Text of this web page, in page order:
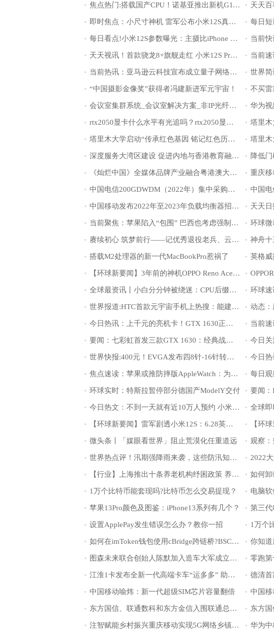
焦点热门:搭载国产CPU！诺基亚推出新机G11 Plus：3天长续航
即时焦点：小尺寸神机 雷军公布小米12S真机：纯白色颜值爱了
每日看点!小米12S参数曝光：主摄比iPhone 13 Pro Max都猛
天天视讯！首款骁龙8+旗舰走红 小米12S Pro仅1天多就有20多万人预约
当前热讯：亚马逊云科技宣布成立量子网络中心
“中国摄影金像奖”获得者冯建新进军元宇宙！
会议室集群系统_会议室解决方案_非IP光纤拼控终端
rtx2050显卡什么水平有光追吗？rtx2050显卡怎么样？值得购买吗？
塔里木大学启动“传承红色基因 铭记红色历史”暑期实践专项活动
深度服务大湾区建设 促进内地与香港教育融合发展
《灿烂中国》全媒体品牌产业融合粤港澳大湾区选品基地启动仪式在广州举行 重庆移
中国电信200GDWDM（2022年）集中采购项目公示
中国移动发布2022年至2023年负载均衡器招标公告
当前聚焦：苹果陷入“包围” 巴西也考虑强制iPhone使用USB-C接口
赓续初心 筑梦前行——记优秀退役老兵、云南新兴职业学院董事长关祥祖
搭载M2处理器的新一代MacBookPro惹祸了
【环球新要闻】3年前的神机OPPO Reno Ace喜提ColorOS 12：36个月不卡
全球最资讯丨小白分分钟被绕迷：CPU后缀都是啥意思？
世界报道:HTC首款元宇宙手机上热搜：能建立虚拟分身、存储虚拟资产
今日热讯：上千元的亮机卡！GTX 1630正式发布：还不如6年前
要闻：七彩虹首发三款GTX 1630：经典战斧1269元
世界快报:400元！EVGA发布四8针-16针转接器：自带ARGB光污染
焦点速读：苹果或推防摔版AppleWatch：为极限运动设计
环球实时：特斯拉暂停部分德国产ModelY交付
今日热文：不到一天就有近10万人预约 小米12S Ultra成了
【环球新要闻】雷军剧透小米12S：6.28英寸屏幕 徕卡小屏旗舰
微头条丨「媒眼看世界」阻止荒漠化任重道远
世界热点评！汛期强降雨来袭，这些防汛知识你了解吗？ 2022
【行业】上海推出十条养老机构纾困政策 养老业务逐步恢复
1万个比特币能套现吗?比特币怎么交易提现？
苹果13Pro颜色及图鉴：iPhone13系列有几个？ 第三
设置ApplePay发生错误怎么办？教你一招 1万个
如何在imToken钱包使用cBridge跨链桥?BSC网络上的跨链到Polygon网络教程 你知
图森未来联合创始人陈默加入造车大军成立氢燃料重卡公司
江淮1卡发布全新一代高端卡车“运多多” 助力物流行业降本增效
中国移动喻炜：新一代超级SIM芯片容量翻倍 中国
东方国信、联通数科和东方金信入围联通总部数据应用中选候选人
注智赋能乡村振兴重庆移动实现5G网络乡镇全覆盖